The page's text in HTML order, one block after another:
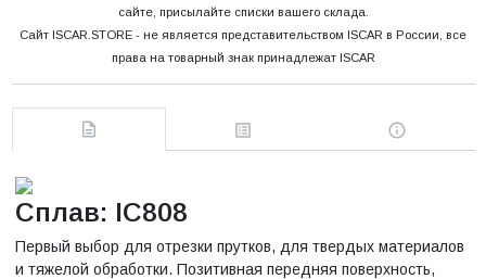
сайте, присылайте списки вашего склада.
Сайт ISCAR.STORE - не является представительством ISCAR в России, все
права на товарный знак принадлежат ISCAR
Сплав: IC808
Первый выбор для отрезки прутков, для твердых материалов
и тяжелой обработки. Позитивная передняя поверхность,